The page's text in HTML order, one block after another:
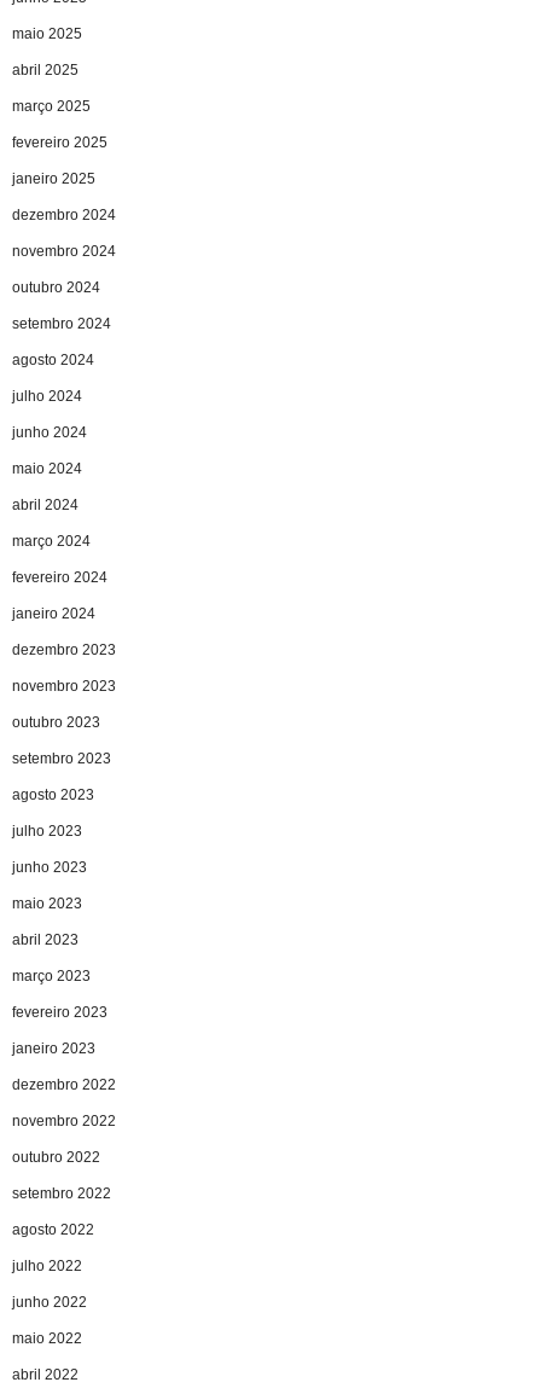
maio 2025
abril 2025
março 2025
fevereiro 2025
janeiro 2025
dezembro 2024
novembro 2024
outubro 2024
setembro 2024
agosto 2024
julho 2024
junho 2024
maio 2024
abril 2024
março 2024
fevereiro 2024
janeiro 2024
dezembro 2023
novembro 2023
outubro 2023
setembro 2023
agosto 2023
julho 2023
junho 2023
maio 2023
abril 2023
março 2023
fevereiro 2023
janeiro 2023
dezembro 2022
novembro 2022
outubro 2022
setembro 2022
agosto 2022
julho 2022
junho 2022
maio 2022
abril 2022